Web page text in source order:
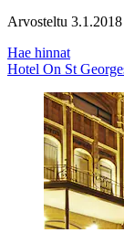
Arvosteltu 3.1.2018
Hae hinnat
Hotel On St